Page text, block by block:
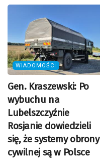
WIADOMOŚCI
Gen. Kraszewski: Po
wybuchu na
Lubelszczyźnie
Rosjanie dowiedzieli
się, że systemy obrony
cywilnej są w Polsce